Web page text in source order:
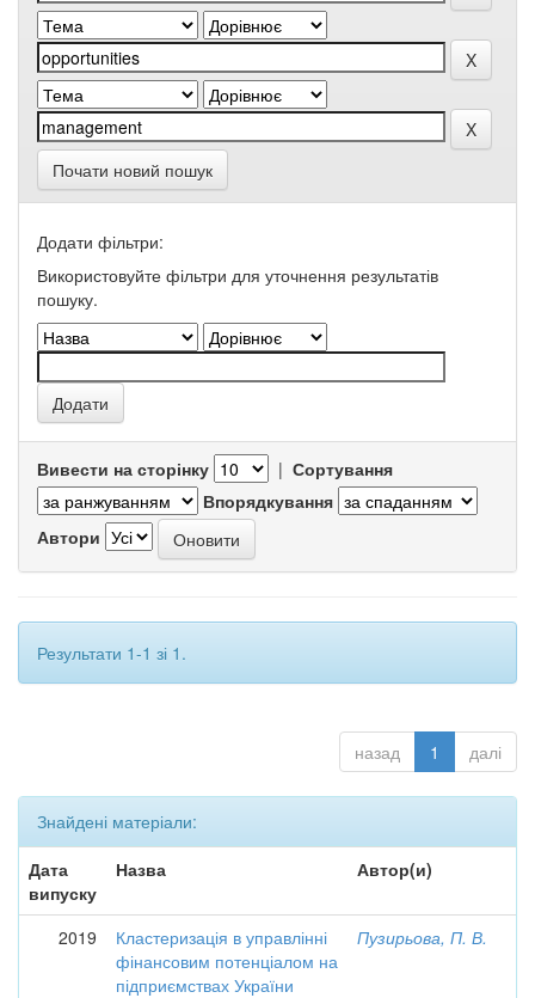
Почати новий пошук
Додати фільтри:
Використовуйте фільтри для уточнення результатів
пошуку.
Вивести на сторінку | Сортування
Впорядкування
Автори
Результати 1-1 зі 1.
назад 1 далі
Знайдені матеріали:
Дата
випуску
Назва Автор(и)
2019
Кластеризація в управлінні
фінансовим потенціалом на
підприємствах України
Пузирьова, П. В.